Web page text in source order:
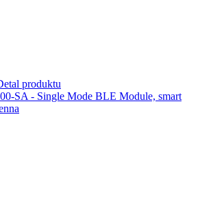
produktu
SA - Single Mode BLE Module, smart